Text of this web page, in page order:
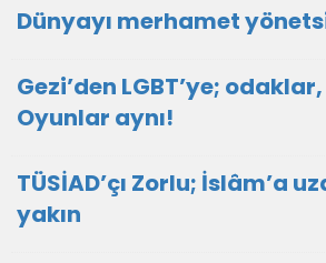
Dünyayı merhamet
Gezi’den LGBT’ye;
Oyunlar aynı!
TÜSİAD’çı Zorlu; İslâm’a
yakın